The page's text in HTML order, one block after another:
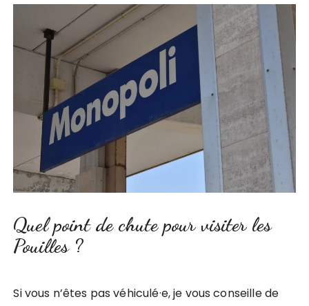
Quel point de chute pour visiter les
Pouilles ?
Si vous n’êtes pas véhiculé·e, je vous conseille de